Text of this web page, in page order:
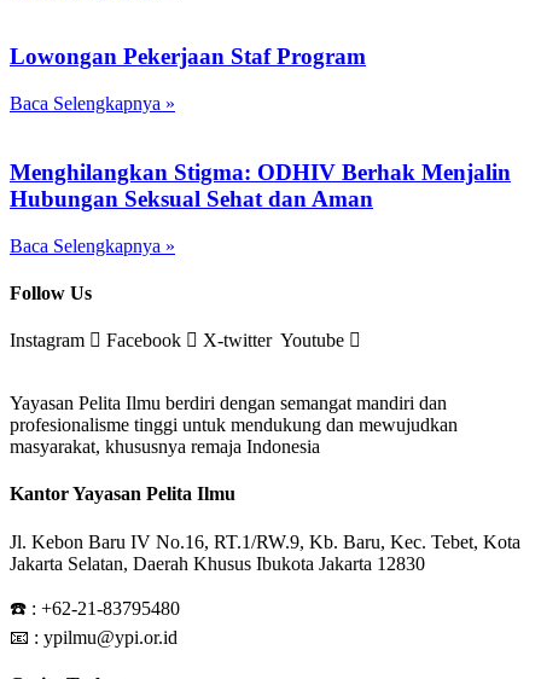
Lowongan Pekerjaan Staf Program
Baca Selengkapnya »
Menghilangkan Stigma: ODHIV Berhak Menjalin
Hubungan Seksual Sehat dan Aman
Baca Selengkapnya »
Follow Us
Instagram Facebook X-twitter Youtube
Yayasan Pelita Ilmu berdiri dengan semangat mandiri dan
profesionalisme tinggi untuk mendukung dan mewujudkan
masyarakat, khususnya remaja Indonesia
Kantor Yayasan Pelita Ilmu
Jl. Kebon Baru IV No.16, RT.1/RW.9, Kb. Baru, Kec. Tebet, Kota
Jakarta Selatan, Daerah Khusus Ibukota Jakarta 12830
☎️ : +62-21-83795480
📧 : ypilmu@ypi.or.id